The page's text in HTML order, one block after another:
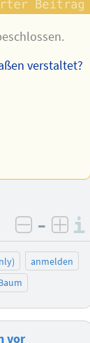
verstaltet?
negativ
–
anmelden
vor